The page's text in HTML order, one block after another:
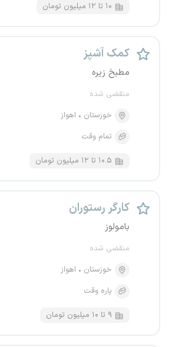
۱۰ تا ۱۲ میلیون تومان
کمک آشپز
مطبخ زیره
منقضی شده
خوزستان
اهواز
تمام وقت
۱۰.۵ تا ۱۲ میلیون تومان
کارگر رستوران
بامولوز
منقضی شده
خوزستان
اهواز
پاره وقت
۹ تا ۱۰ میلیون تومان